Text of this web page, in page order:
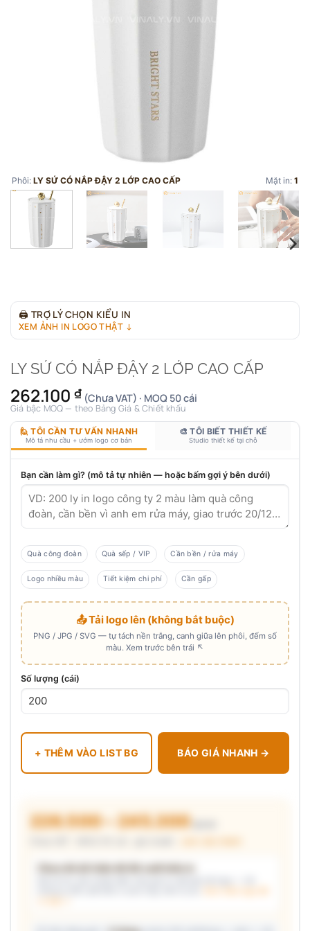
Phôi: LY SỨ CÓ NẮP ĐẬY 2 LỚP CAO CẤP Mặt in: 1
🖨 TRỢ LÝ CHỌN KIỂU IN
XEM ẢNH IN LOGO THẬT ↓
LY SỨ CÓ NẮP ĐẬY 2 LỚP CAO CẤP
262.100 ₫ (Chưa VAT) · MOQ 50 cái
Giá bậc MOQ — theo Bảng Giá & Chiết khấu
🙋 TÔI CẦN TƯ VẤN NHANH
Mô tả nhu cầu + ướm logo cơ bản
🎨 TÔI BIẾT THIẾT KẾ
Studio thiết kế tại chỗ
Bạn cần làm gì? (mô tả tự nhiên — hoặc bấm gợi ý bên dưới)
Quà công đoàn Quà sếp / VIP Cần bền / rửa máy
Logo nhiều màu Tiết kiệm chi phí Cần gấp
📤 Tải logo lên (không bắt buộc)
PNG / JPG / SVG — tự tách nền trắng, canh giữa lên phôi, đếm số
màu. Xem trước bên trái ↖
Số lượng (cái)
+ THÊM VÀO LIST BG BÁO GIÁ NHANH →
226.500 – 245.300